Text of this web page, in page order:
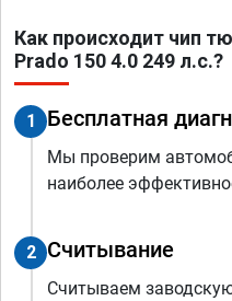
Как происходит чип
Prado 150 4.0 249 л.с.?
1 Бесплатная
Мы проверим
наиболее
2 Считывание
Считываем